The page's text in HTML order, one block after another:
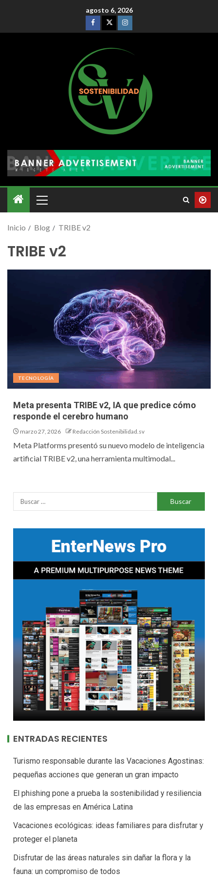
agosto 6, 2026
Inicio Blog TRIBE v2
TRIBE v2
TECNOLOGÍA
Meta presenta TRIBE v2, IA que predice cómo
responde el cerebro humano
marzo 27, 2026 Redacción Sostenibilidad.sv
Meta Platforms presentó su nuevo modelo de inteligencia
artificial TRIBE v2, una herramienta multimodal...
ENTRADAS RECIENTES
Turismo responsable durante las Vacaciones Agostinas:
pequeñas acciones que generan un gran impacto
El phishing pone a prueba la sostenibilidad y resiliencia
de las empresas en América Latina
Vacaciones ecológicas: ideas familiares para disfrutar y
proteger el planeta
Disfrutar de las áreas naturales sin dañar la flora y la
fauna: un compromiso de todos